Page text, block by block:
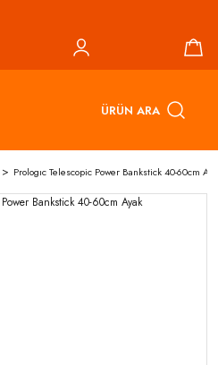
ÜRÜN ARA
Prologıc Telescopic Power Bankstick 40-60cm